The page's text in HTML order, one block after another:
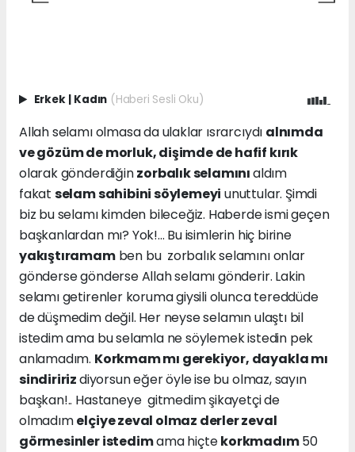
Erkek Kadın (Haberi Sesli Oku)
Allah selamı olmasa da ulaklar ısrarcıydı alnımda
ve gözüm de morluk, dişimde de hafif kırık
olarak gönderdiğinzorbalık selamınıaldım
fakat selam sahibini söylemeyi unuttular. Şimdi
biz bu selamı kimden bileceğiz. Haberde ismi geçen
başkanlardan mı? Yok!... Bu isimlerin hiç birine
yakıştıramamben bu zorbalık selamını onlar
gönderse gönderse Allah selamı gönderir. Lakin
selamı getirenler koruma giysili olunca tereddüde
de düşmedim değil. Her neyse selamın ulaştı bil
istedim ama bu selamla ne söylemek istedin pek
anlamadım. Korkmam mı gerekiyor, dayakla mı
sindiririzdiyorsun eğer öyle ise bu olmaz, sayın
başkan!.. Hastaneye gitmedim şikayetçi de
olmadımelçiye zeval olmaz derler zeval
görmesinler istedimama hiçtekorkmadım50